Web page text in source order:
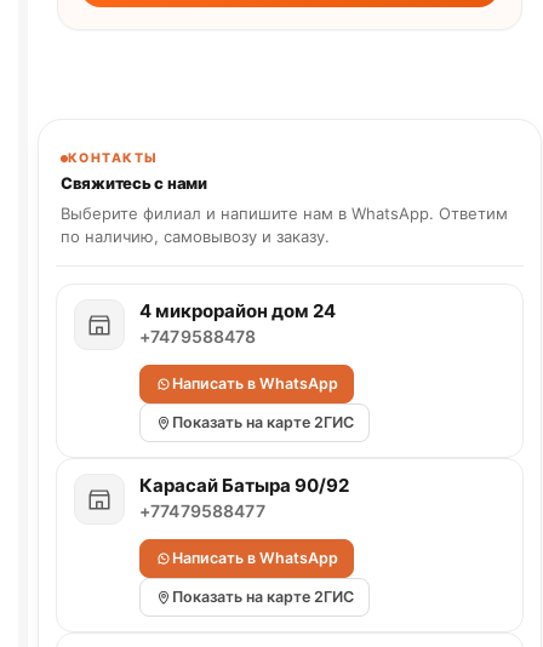
КОНТАКТЫ
Свяжитесь с нами
Выберите филиал и напишите нам в WhatsApp. Ответим
по наличию, самовывозу и заказу.
4 микрорайон дом 24
+7479588478
Написать в WhatsApp
Показать на карте 2ГИС
Карасай Батыра 90/92
+77479588477
Написать в WhatsApp
Показать на карте 2ГИС